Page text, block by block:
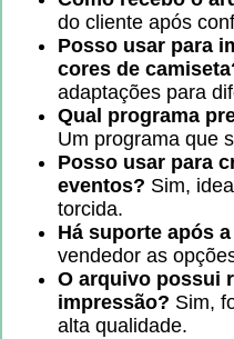
do cliente após
Posso usar para
cores de
adaptações para
Qual programa
Um programa que
Posso usar para
eventos? Sim,
torcida.
Há suporte após
vendedor as
O arquivo possui
impressão? Sim,
alta qualidade.